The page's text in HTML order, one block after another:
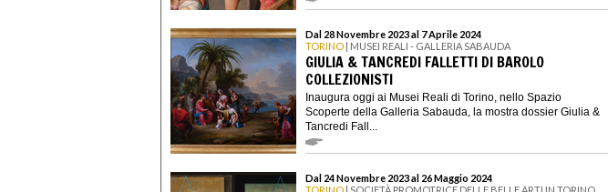
Dal 28 Novembre 2023 al 7 Aprile 2024
TORINO | MUSEI REALI - GALLERIA SABAUDA
GIULIA & TANCREDI FALLETTI DI BAROLO
COLLEZIONISTI
Inaugura oggi ai Musei Reali di Torino, nello Spazio
Scoperte della Galleria Sabauda, la mostra dossier Giulia &
Tancredi Fall...
Dal 24 Novembre 2023 al 26 Maggio 2024